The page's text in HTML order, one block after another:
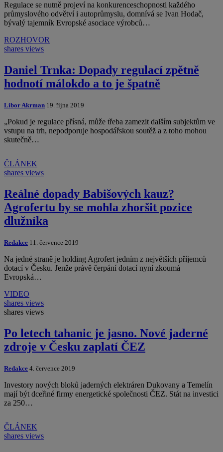
Regulace se nutně projeví na konkurenceschopnosti každého
průmyslového odvětví i autoprůmyslu, domnívá se Ivan Hodač,
bývalý tajemník Evropské asociace výrobců…
ROZHOVOR
shares views
Daniel Trnka: Dopady regulací zpětně
hodnotí málokdo a to je špatně
Libor Akrman 19. října 2019
„Pokud je regulace přísná, může třeba zamezit dalším subjektům ve
vstupu na trh, nepodporuje hospodářskou soutěž a z toho mohou
skutečně…
ČLÁNEK
shares views
Reálné dopady Babišových kauz?
Agrofertu by se mohla zhoršit pozice
dlužníka
Redakce 11. července 2019
Na jedné straně je holding Agrofert jedním z největších příjemců
dotací v Česku. Jenže právě čerpání dotací nyní zkoumá
Evropská…
VIDEO
shares views
shares views
Po letech tahanic je jasno. Nové jaderné
zdroje v Česku zaplatí ČEZ
Redakce 4. července 2019
Investory nových bloků jaderných elektráren Dukovany a Temelín
mají být dceřiné firmy energetické společnosti ČEZ. Stát na investici
za 250…
ČLÁNEK
shares views